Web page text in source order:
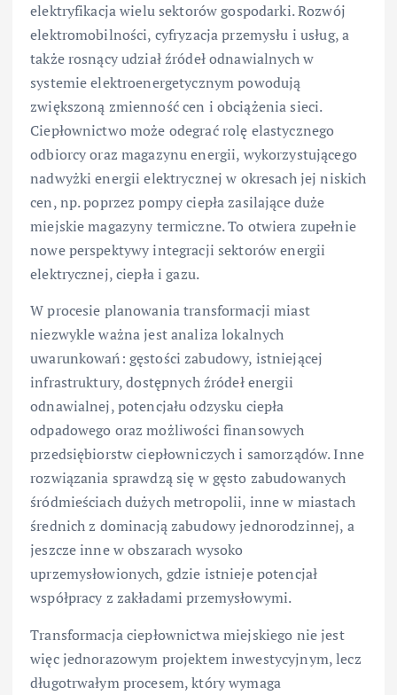
elektryfikacja wielu sektorów gospodarki. Rozwój
elektromobilności, cyfryzacja przemysłu i usług, a
także rosnący udział źródeł odnawialnych w
systemie elektroenergetycznym powodują
zwiększoną zmienność cen i obciążenia sieci.
Ciepłownictwo może odegrać rolę elastycznego
odbiorcy oraz magazynu energii, wykorzystującego
nadwyżki energii elektrycznej w okresach jej niskich
cen, np. poprzez pompy ciepła zasilające duże
miejskie magazyny termiczne. To otwiera zupełnie
nowe perspektywy integracji sektorów energii
elektrycznej, ciepła i gazu.
W procesie planowania transformacji miast
niezwykle ważna jest analiza lokalnych
uwarunkowań: gęstości zabudowy, istniejącej
infrastruktury, dostępnych źródeł energii
odnawialnej, potencjału odzysku ciepła
odpadowego oraz możliwości finansowych
przedsiębiorstw ciepłowniczych i samorządów. Inne
rozwiązania sprawdzą się w gęsto zabudowanych
śródmieściach dużych metropolii, inne w miastach
średnich z dominacją zabudowy jednorodzinnej, a
jeszcze inne w obszarach wysoko
uprzemysłowionych, gdzie istnieje potencjał
współpracy z zakładami przemysłowymi.
Transformacja ciepłownictwa miejskiego nie jest
więc jednorazowym projektem inwestycyjnym, lecz
długotrwałym procesem, który wymaga